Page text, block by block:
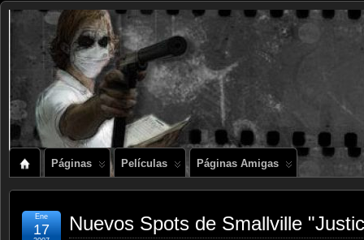
Páginas Películas Páginas Amigas
Nuevos Spots de Smallville
Ene
17